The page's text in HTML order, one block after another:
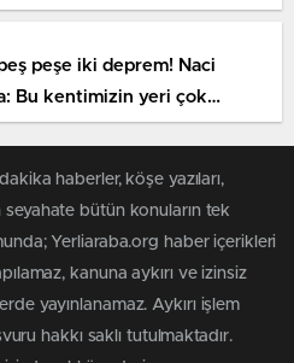
peşe iki deprem! Naci
Bu kentimizin yeri çok
haberler, köşe yazıları,
bütün konuların tek
Yerliaraba.org haber içerikleri
kanuna aykırı ve izinsiz
yayınlanamaz. Aykırı işlem
hakkı saklı tutulmaktadır.